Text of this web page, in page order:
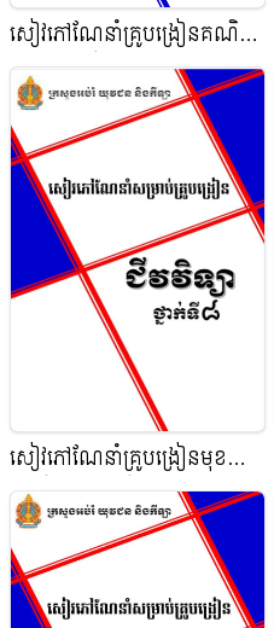
សៀវភៅណែនាំគ្រូបង្រៀនគណិត
វិទ្យា_ថ្នាក់ទី៧
សៀវភៅណែនាំគ្រូបង្រៀនមុខ
វិជ្ជាជីវវិទ្យាថ្នាក់ទី៨